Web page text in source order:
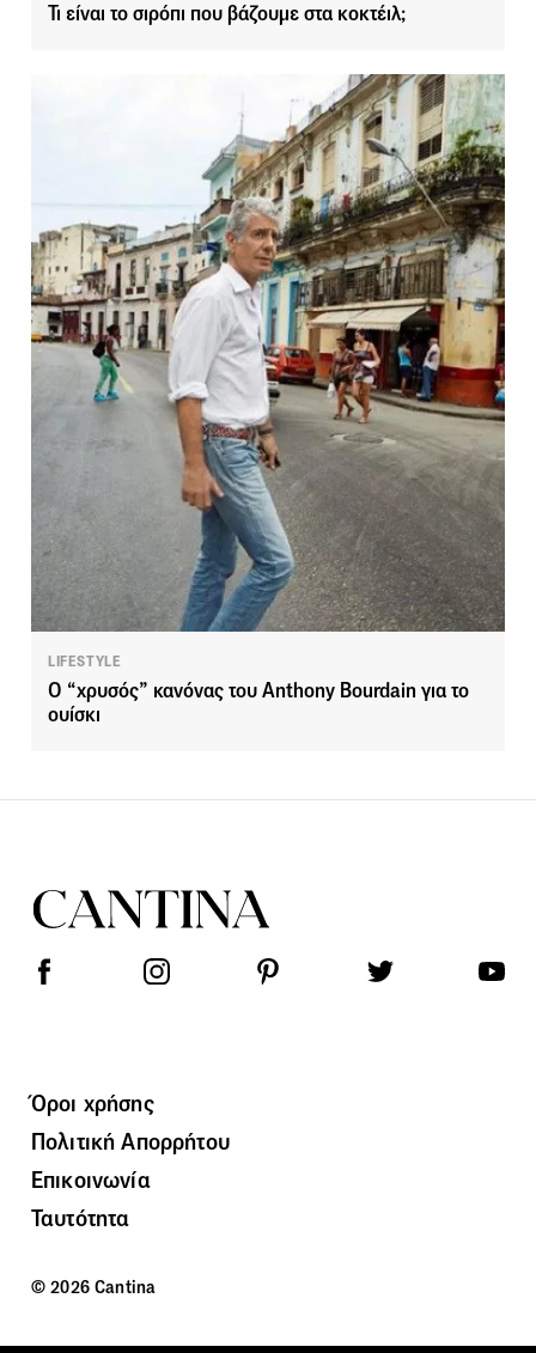
Τι είναι το σιρόπι που βάζουμε στα κοκτέιλ;
LIFESTYLE
Ο “χρυσός” κανόνας του Anthony Bourdain για το
ουίσκι
Όροι χρήσης
Πολιτική Απορρήτου
Επικοινωνία
Ταυτότητα
© 2026 Cantina